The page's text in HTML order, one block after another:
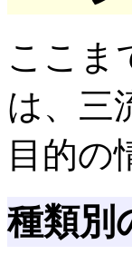
ここま
は、三
目的の
種類別